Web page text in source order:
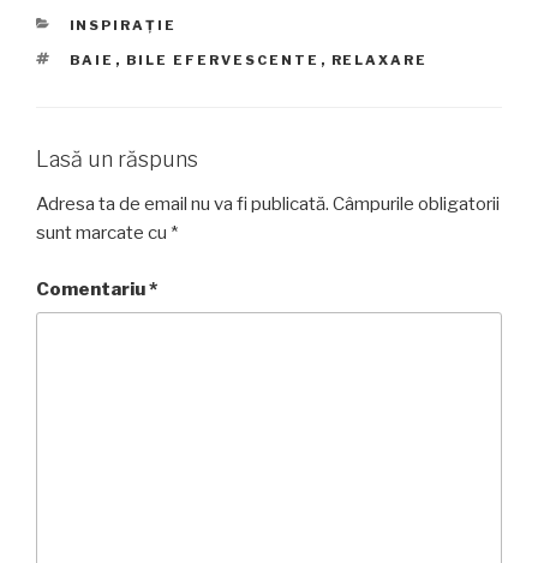
CATEGORII
INSPIRAȚIE
ETICHETE
BAIE , BILE EFERVESCENTE , RELAXARE
Lasă un răspuns
Adresa ta de email nu va fi publicată. Câmpurile obligatorii
sunt marcate cu *
Comentariu*